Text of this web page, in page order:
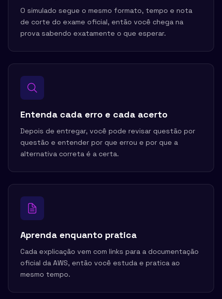
O simulado segue o mesmo formato, tempo e nota
de corte do exame oficial, então você chega na
prova sabendo exatamente o que esperar.
Entenda cada erro e cada acerto
Depois de entregar, você pode revisar questão por
questão e entender por que errou e por que a
alternativa correta é a certa.
Aprenda enquanto pratica
Cada explicação vem com links para a documentação
oficial da AWS, então você estuda e pratica ao
mesmo tempo.